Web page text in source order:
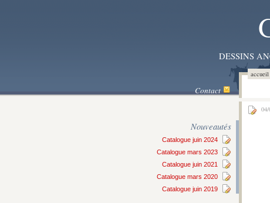
DESSINS
accueil
Contact
Nouveautés
Catalogue juin 2024
Catalogue mars 2023
Catalogue juin 2021
Catalogue mars 2020
Catalogue juin 2019
04/